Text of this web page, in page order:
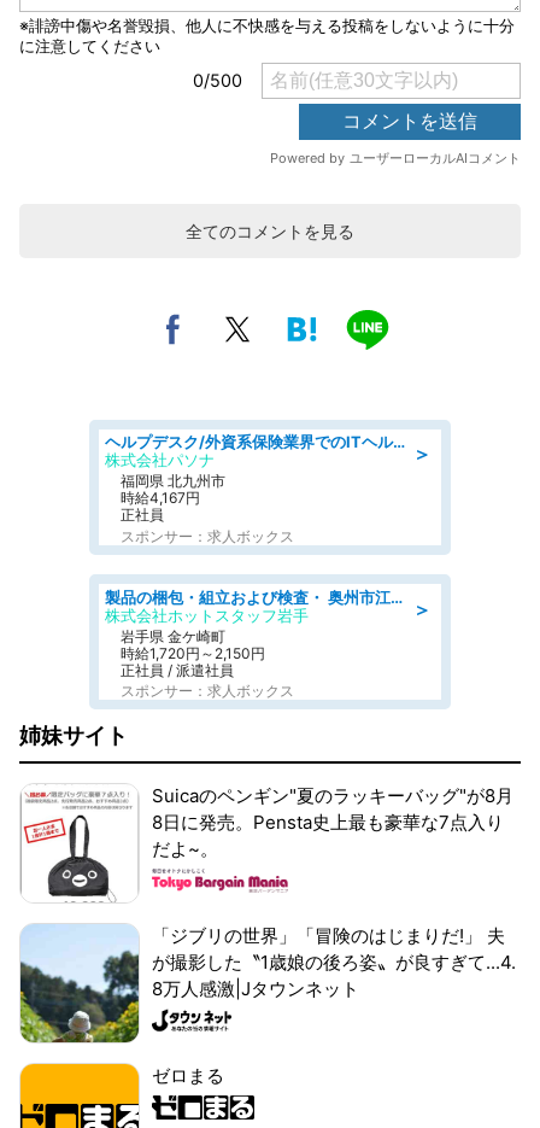
全てのコメントを見る
＞
ヘルプデスク/外資系保険業界でのITヘルプデスク業務/駅近/即日勤務可/ヘルプデスク
株式会社パソナ
福岡県 北九州市
時給4,167円
正社員
スポンサー：求人ボックス
＞
製品の梱包・組立および検査・ 奥州市江刺/大手企業で長期安定 梱包・検査・組立/半年経過毎に5万円の報奨金有
株式会社ホットスタッフ岩手
岩手県 金ケ崎町
時給1,720円～2,150円
正社員 / 派遣社員
スポンサー：求人ボックス
姉妹サイト
Suicaのペンギン"夏のラッキーバッグ"が8月
8日に発売。Pensta史上最も豪華な7点入り
だよ~。
「ジブリの世界」「冒険のはじまりだ!」 夫
が撮影した〝1歳娘の後ろ姿〟が良すぎて...4.
8万人感激|Jタウンネット
ゼロまる